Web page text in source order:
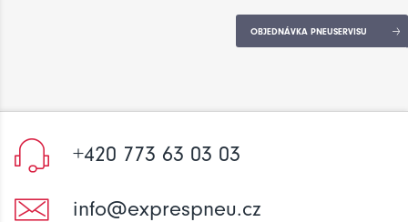
OBJEDNÁVKA PNEUSERVISU
+420 773 63 03 03
info@exprespneu.cz